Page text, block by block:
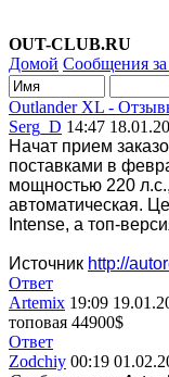
OUT-CLUB.RU
Домой Сообщения за
Outlander XL -
Serg_D 14:47
Начат прием
поставками в
мощностью 220
автоматическая.
Intense, а топ-
Источник http://
Ответ
Artemix 19:09
топовая 44900$
Ответ
Zodchiy 00:19